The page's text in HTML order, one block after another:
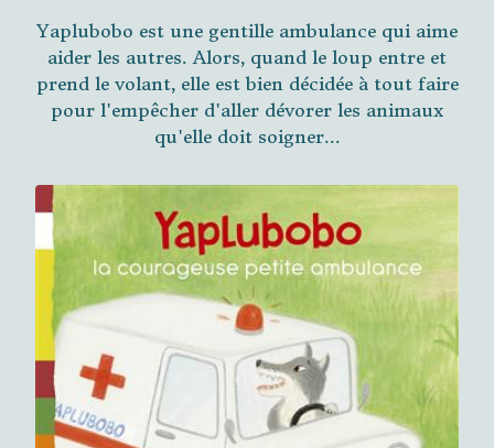
Yaplubobo est une gentille ambulance qui aime
aider les autres. Alors, quand le loup entre et
prend le volant, elle est bien décidée à tout faire
pour l'empêcher d'aller dévorer les animaux
qu'elle doit soigner...